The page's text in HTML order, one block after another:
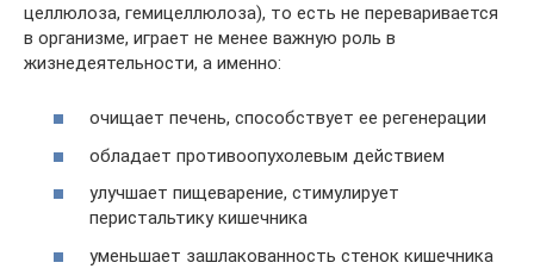
целлюлоза, гемицеллюлоза), то есть не переваривается
в организме, играет не менее важную роль в
жизнедеятельности, а именно:
очищает печень, способствует ее регенерации
обладает противоопухолевым действием
улучшает пищеварение, стимулирует
перистальтику кишечника
уменьшает зашлакованность стенок кишечника